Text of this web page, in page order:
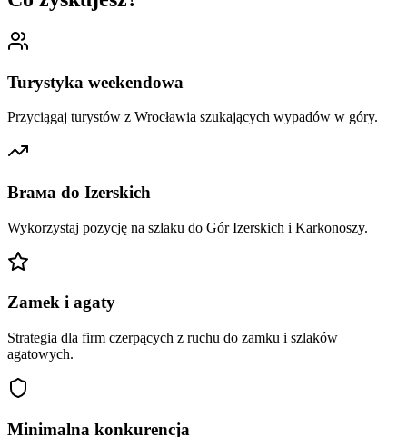
Turystyka weekendowa
Przyciągaj turystów z Wrocławia szukających wypadów w góry.
Brама do Izerskich
Wykorzystaj pozycję na szlaku do Gór Izerskich i Karkonoszy.
Zamek i agaty
Strategia dla firm czerpących z ruchu do zamku i szlaków
agatowych.
Minimalna konkurencja